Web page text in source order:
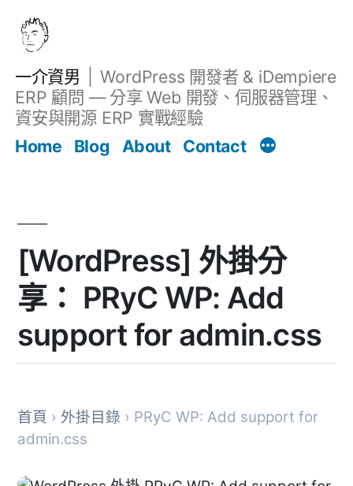
一介資男
WordPress 開發者 & iDempiere
ERP 顧問 — 分享 Web 開發、伺服器管理、
資安與開源 ERP 實戰經驗
Home
Blog About Contact
[WordPress] 外掛分
享： PRyC WP: Add
support for admin.css
首頁 › 外掛目錄 › PRyC WP: Add support for
admin.css
文章 Filter